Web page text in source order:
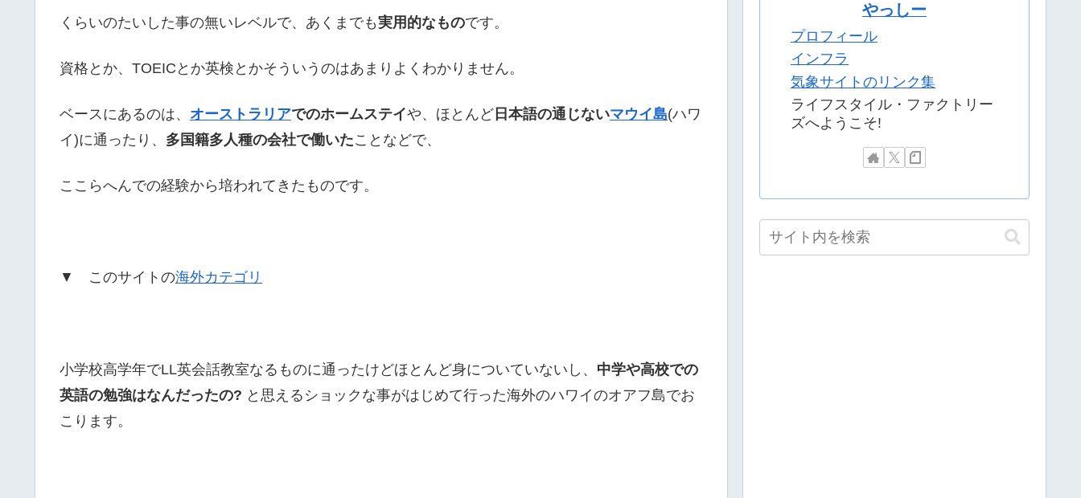
くらいのたいした事の無いレベルで、あくまでも実用的なものです。
資格とか、TOEICとか英検とかそういうのはあまりよくわかりません。
ベースにあるのは、 オーストラリアでのホームステイや、ほとんど 日本語の通じないマウイ島(ハワ
イ)に通ったり、 多国籍多人種の会社で働いたことなどで、
ここらへんでの経験から培われてきたものです。
▼ このサイトの海外カテゴリ
小学校高学年でLL英会話教室なるものに通ったけどほとんど身についていないし、 中学や高校での
英語の勉強はなんだったの? と思えるショックな事がはじめて行った海外のハワイのオアフ島でお
こります。
やっしー
プロフィール
インフラ
気象サイトのリンク集
ライフスタイル・ファクトリー
ズへようこそ!